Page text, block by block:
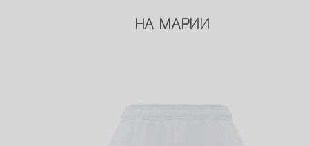
НА МАРИИ